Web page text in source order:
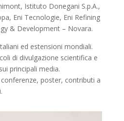
Istituto Donegani S.p.A.,
Eni Tecnologie, Eni Refining
& Development – Novara.
ed estensioni mondiali.
di divulgazione scientifica e
principali media.
poster, contributi a